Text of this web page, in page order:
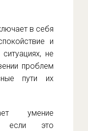
в себя
и
не
проблем
пути их
умение
если это